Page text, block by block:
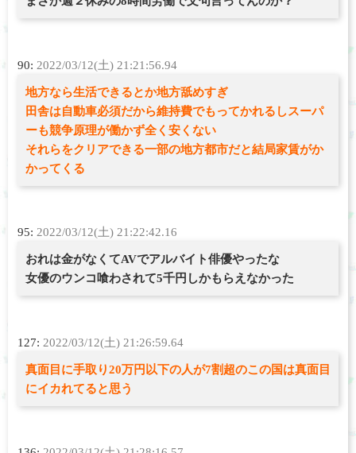
90: 2022/03/12(土) 21:21:56.94
地方なら生活できるとか地方舐めすぎ
田舎は自動車必須だから維持費でもってかれるしスーパ
ーも競争原理が働かず全く安くない
それらをクリアできる一部の地方都市だと結局家賃がか
かってくる
95: 2022/03/12(土) 21:22:42.16
おれは金がなくてAVでアルバイト俳優やったな
女優のウンコ喰わされて5千円しかもらえなかった
127: 2022/03/12(土) 21:26:59.64
真面目に手取り20万円以下の人が7割超のこの国は真面目
にイカれてると思う